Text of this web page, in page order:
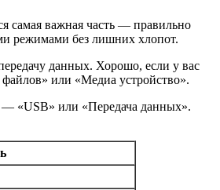
самая важная часть — правильно
режимами без лишних хлопот.
данных. Хорошо, если у вас
или «Медиа устройство».
— «USB» или «Передача данных».